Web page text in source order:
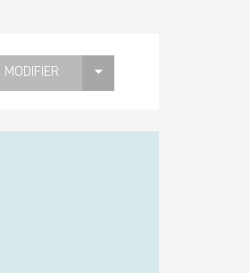
MODIFIER